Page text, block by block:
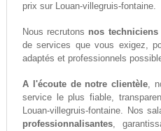
prix sur Louan-villegruis-fontaine.
Nous recrutons nos techniciens
de services que vous exigez,
adaptés et professionnels
A l'écoute de notre clientèle,
service le plus fiable,
Louan-villegruis-fontaine. Nos
professionnalisantes,